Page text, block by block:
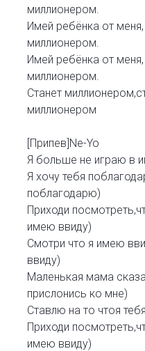
миллионером.
Имей ребёнка от
миллионером.
Имей ребёнка от
миллионером.
Станет
миллионером
[Припев]Ne-Yo
Я больше не играю в
Я хочу тебя
поблагодарю)
Приходи
имею ввиду)
Смотри что я имею
ввиду)
Маленькая мама
прислонись ко мне)
Ставлю на то чтоя
Приходи
имею ввиду)